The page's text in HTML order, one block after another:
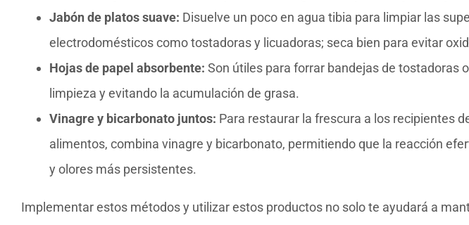
Jabón de platos suave: Disuelve un poco en agua tibia para limpiar las
electrodomésticos como tostadoras y licuadoras; seca bien para evitar
Hojas de papel absorbente: Son útiles para forrar bandejas de tostadoras
limpieza y evitando la acumulación de grasa.
Vinagre y bicarbonato juntos: Para restaurar la frescura a los recipientes
alimentos, combina vinagre y bicarbonato, permitiendo que la reacción
y olores más persistentes.
Implementar estos métodos y utilizar estos productos no solo te ayudará a